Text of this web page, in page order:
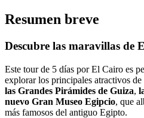
Resumen breve
Descubre las maravillas de
Este tour de 5 días por El Cairo es
explorar los principales atractivos
las Grandes Pirámides de Guiza,
nuevo Gran Museo Egipcio, que
más famosos del antiguo Egipto.